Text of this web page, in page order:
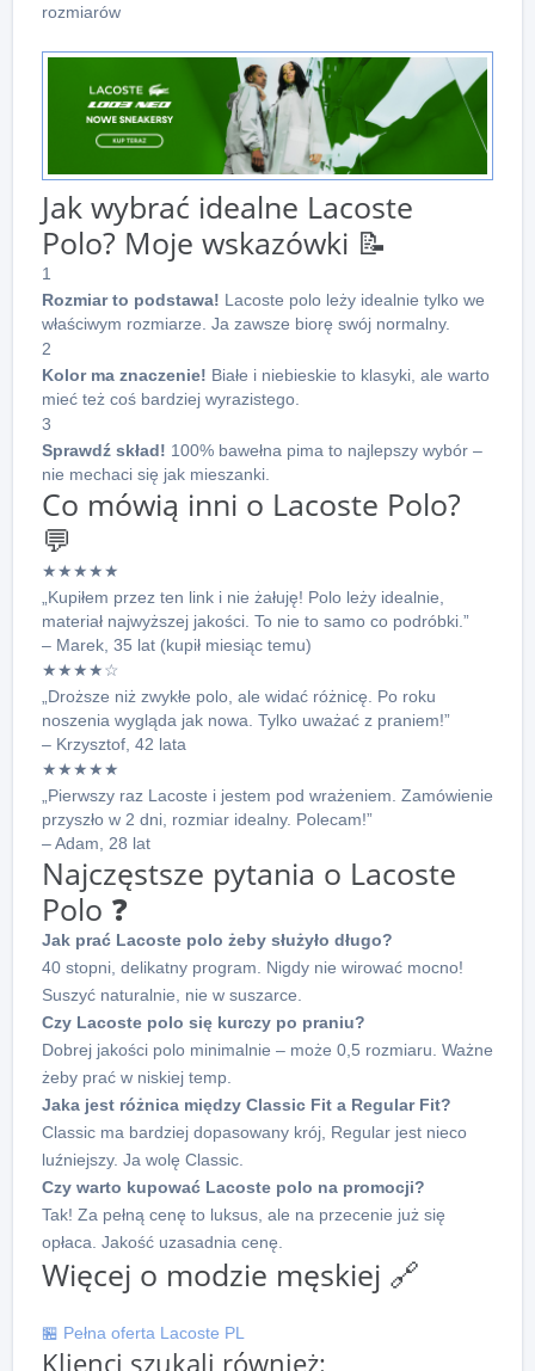
rozmiarów
Jak wybrać idealne Lacoste
Polo? Moje wskazówki 📝
1
Rozmiar to podstawa! Lacoste polo leży idealnie tylko we
właściwym rozmiarze. Ja zawsze biorę swój normalny.
2
Kolor ma znaczenie! Białe i niebieskie to klasyki, ale warto
mieć też coś bardziej wyrazistego.
3
Sprawdź skład! 100% bawełna pima to najlepszy wybór –
nie mechaci się jak mieszanki.
Co mówią inni o Lacoste Polo?
💬
★★★★★
„Kupiłem przez ten link i nie żałuję! Polo leży idealnie,
materiał najwyższej jakości. To nie to samo co podróbki.”
– Marek, 35 lat (kupił miesiąc temu)
★★★★☆
„Droższe niż zwykłe polo, ale widać różnicę. Po roku
noszenia wygląda jak nowa. Tylko uważać z praniem!”
– Krzysztof, 42 lata
★★★★★
„Pierwszy raz Lacoste i jestem pod wrażeniem. Zamówienie
przyszło w 2 dni, rozmiar idealny. Polecam!”
– Adam, 28 lat
Najczęstsze pytania o Lacoste
Polo ❓
Jak prać Lacoste polo żeby służyło długo?
40 stopni, delikatny program. Nigdy nie wirować mocno!
Suszyć naturalnie, nie w suszarce.
Czy Lacoste polo się kurczy po praniu?
Dobrej jakości polo minimalnie – może 0,5 rozmiaru. Ważne
żeby prać w niskiej temp.
Jaka jest różnica między Classic Fit a Regular Fit?
Classic ma bardziej dopasowany krój, Regular jest nieco
luźniejszy. Ja wolę Classic.
Czy warto kupować Lacoste polo na promocji?
Tak! Za pełną cenę to luksus, ale na przecenie już się
opłaca. Jakość uzasadnia cenę.
Więcej o modzie męskiej 🔗
🏪 Pełna oferta Lacoste PL
Klienci szukali również: